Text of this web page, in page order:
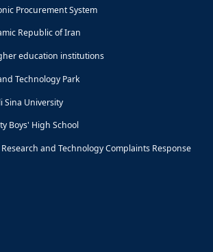
Procurement System
Republic of Iran
education institutions
Technology Park
Sina University
Boys' High School
and Technology Complaints Response